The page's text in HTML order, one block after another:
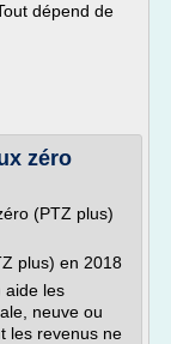
dépend de
zéro
(PTZ plus)
plus) en 2018
aide les
neuve ou
les revenus ne